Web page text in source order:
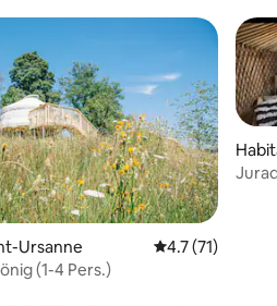
Ursanne Calificación
4.7 (71)
(1-4 Pers.)